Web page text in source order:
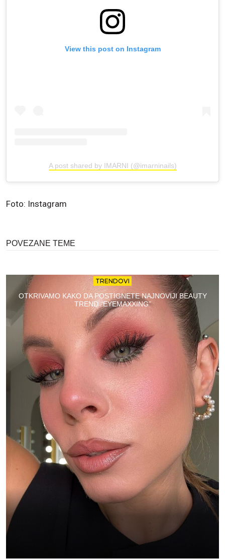
View this post on Instagram
A post shared by IMARNI (@imarninails)
Foto: Instagram
POVEZANE TEME
TRENDOVI
OTKRIVAMO KAKO DA POSTIGNETE NAJNOVIJI BEAUTY
TREND “EYEMAXXING”